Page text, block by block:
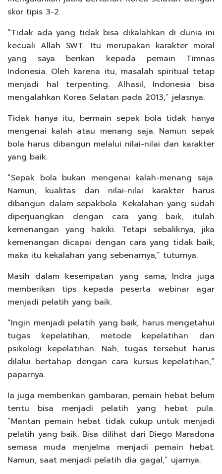
skor tipis 3-2.
“Tidak ada yang tidak bisa dikalahkan di dunia ini
kecuali Allah SWT. Itu merupakan karakter moral
yang saya berikan kepada pemain Timnas
Indonesia. Oleh karena itu, masalah spiritual tetap
menjadi hal terpenting. Alhasil, Indonesia bisa
mengalahkan Korea Selatan pada 2013,” jelasnya.
Tidak hanya itu, bermain sepak bola tidak hanya
mengenai kalah atau menang saja. Namun sepak
bola harus dibangun melalui nilai-nilai dan karakter
yang baik.
“Sepak bola bukan mengenai kalah-menang saja.
Namun, kualitas dan nilai-nilai karakter harus
dibangun dalam sepakbola. Kekalahan yang sudah
diperjuangkan dengan cara yang baik, itulah
kemenangan yang hakiki. Tetapi sebaliknya, jika
kemenangan dicapai dengan cara yang tidak baik,
maka itu kekalahan yang sebenarnya,” tuturnya.
Masih dalam kesempatan yang sama, Indra juga
memberikan tips kepada peserta webinar agar
menjadi pelatih yang baik.
“Ingin menjadi pelatih yang baik, harus mengetahui
tugas kepelatihan, metode kepelatihan dan
psikologi kepelatihan. Nah, tugas tersebut harus
dilalui bertahap dengan cara kursus kepelatihan,”
paparnya.
Ia juga memberikan gambaran, pemain hebat belum
tentu bisa menjadi pelatih yang hebat pula.
“Mantan pemain hebat tidak cukup untuk menjadi
pelatih yang baik. Bisa dilihat dari Diego Maradona
semasa muda menjelma menjadi pemain hebat.
Namun, saat menjadi pelatih dia gagal,” ujarnya.